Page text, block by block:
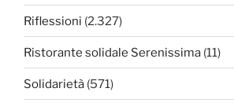
Riflessioni (2.327)
Ristorante solidale Serenissima (11)
Solidarietà (571)